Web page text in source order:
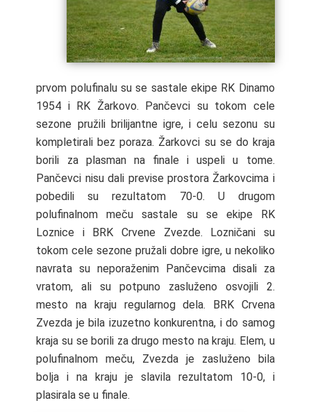
prvom polufinalu su se sastale ekipe RK Dinamo
1954 i RK Žarkovo. Pančevci su tokom cele
sezone pružili brilijantne igre, i celu sezonu su
kompletirali bez poraza. Žarkovci su se do kraja
borili za plasman na finale i uspeli u tome.
Pančevci nisu dali previse prostora Žarkovcima i
pobedili su rezultatom 70-0. U drugom
polufinalnom meču sastale su se ekipe RK
Loznice i BRK Crvene Zvezde. Lozničani su
tokom cele sezone pružali dobre igre, u nekoliko
navrata su neporaženim Pančevcima disali za
vratom, ali su potpuno zasluženo osvojili 2.
mesto na kraju regularnog dela. BRK Crvena
Zvezda je bila izuzetno konkurentna, i do samog
kraja su se borili za drugo mesto na kraju. Elem, u
polufinalnom meču, Zvezda je zasluženo bila
bolja i na kraju je slavila rezultatom 10-0, i
plasirala se u finale.